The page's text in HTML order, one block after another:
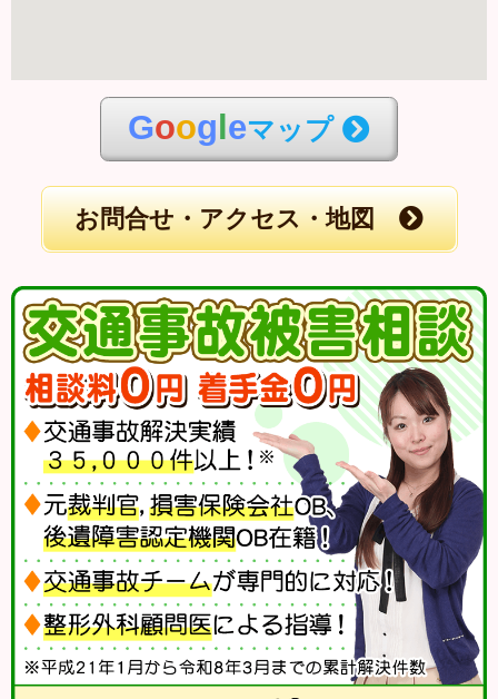
Goog eマップ
お問合せ・アクセス・地図